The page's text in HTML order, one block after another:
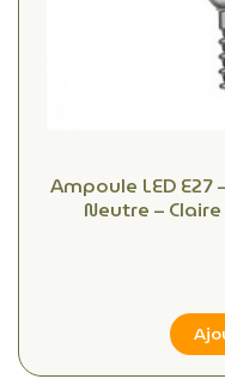
Ampoule LED E27
Neutre –